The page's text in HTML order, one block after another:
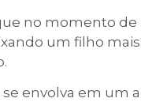
no momento
um filho
se envolva em um